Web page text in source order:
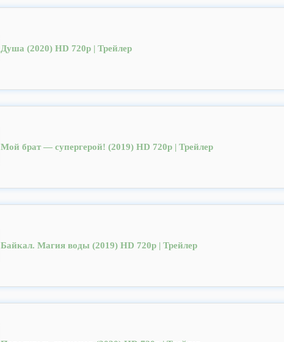
Душа (2020) HD 720p | Трейлер
Мой брат — супергерой! (2019) HD 720p | Трейлер
Байкал. Магия воды (2019) HD 720p | Трейлер